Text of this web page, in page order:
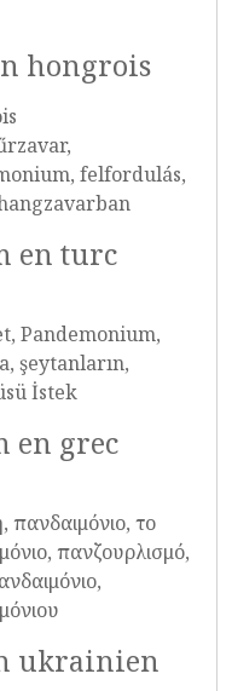
hongrois
felfordulás,
en turc
Pandemonium,
şeytanların,
İstek
en grec
πανδαιμόνιο, το
πανζουρλισμό,
ukrainien